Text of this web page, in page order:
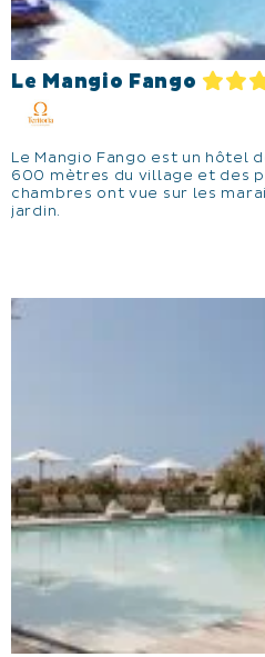
Le Mangio Fango
Le Mangio Fango est un hôtel
600 mètres du village et des
chambres ont vue sur les
jardin.